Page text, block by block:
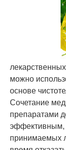
можно
основе
Сочетание
препаратами
эффективным,
принимаемых